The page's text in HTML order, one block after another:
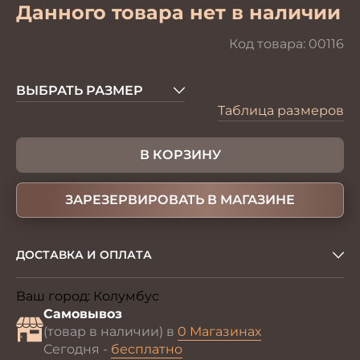
Данного товара нет в наличии
Код товара: 00116
ВЫБРАТЬ РАЗМЕР
Таблица размеров
В КОРЗИНУ
ЗАРЕЗЕРВИРОВАТЬ В МАГАЗИНЕ
ДОСТАВКА И ОПЛАТА
Ваш город: Колумбус
Самовывоз
(товар в наличии) в 0 Магазинах
Сегодня - бесплатно